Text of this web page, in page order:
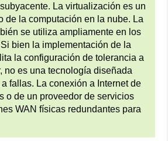
La virtualización es un
de la computación en la nube. La
se utiliza ampliamente en los
bien la implementación de la
la configuración de tolerancia a
no es una tecnología diseñada
fallas. La conexión a Internet de
o de un proveedor de servicios
WAN físicas redundantes para